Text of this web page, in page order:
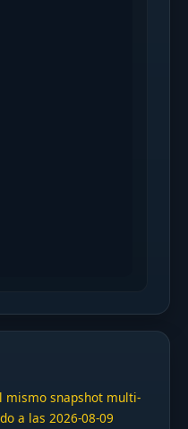
mismo snapshot multi-
a las 2026-08-09